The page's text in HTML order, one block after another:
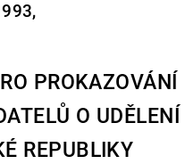
PROKAZOVÁNÍ
O UDĚLENÍ
REPUBLIKY